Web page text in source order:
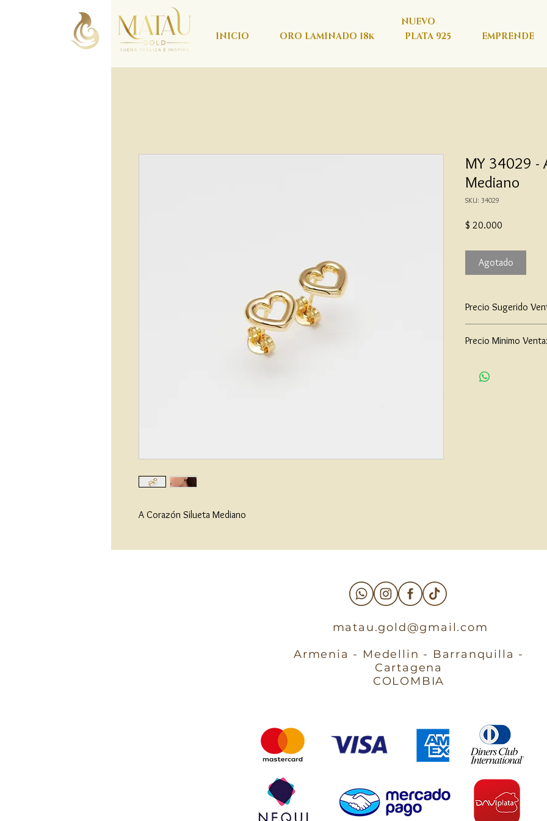
INICIO ORO LAMINADO 18k PLATA 925 EMPRENDE
NUEVO
A Corazón Silueta Mediano
MY 34029 -
Mediano
SKU: 34029
$ 20.000
Agotado
Precio Sugerido
Precio Minimo Venta:
matau.gold@gmail.com
Armenia - Medellin - Barranquilla -
Cartagena
COLOMBIA